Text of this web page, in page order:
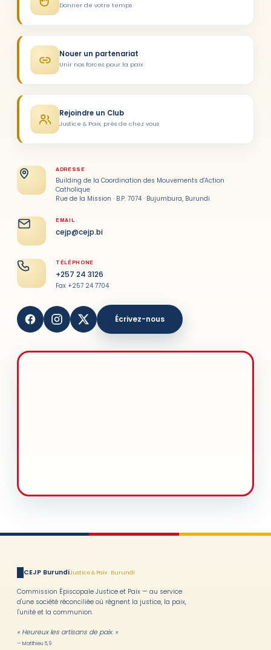
Donner de votre temps
Nouer un partenariat
Unir nos forces pour la paix
Rejoindre un Club
Justice & Paix, près de chez vous
ADRESSE
Building de la Coordination des Mouvements d'Action
Catholique
Rue de la Mission · B.P. 7074 · Bujumbura, Burundi
EMAIL
cejp@cejp.bi
TÉLÉPHONE
+257 24 3126
Fax +257 24 7704
Écrivez-nous
CEJP BurundiJustice & Paix · Burundi
Commission Épiscopale Justice et Paix — au service
d'une société réconciliée où règnent la justice, la paix,
l'unité et la communion.
« Heureux les artisans de paix. »
— Matthieu 5, 9